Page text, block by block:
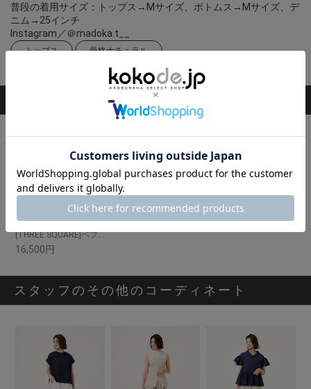
普段の着用サイズ：トップス→Mサイズ、ボトムス→Mサイズ、デ
ニム→25インチ
Instagram／＠madoka.t__
トップス 骨格ナチュラル
[THREE SQUARE]ペプラムコンビハーフスリーブプルオーバー
16,500円
スタッフのその他のコーディネート